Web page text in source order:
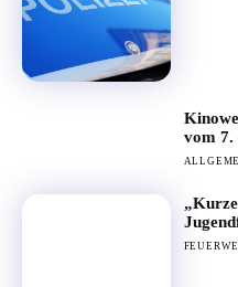
vom 7.